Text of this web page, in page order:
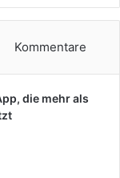
Kommentare
die mehr als